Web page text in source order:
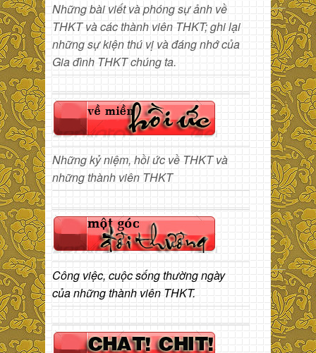
Những bài viết và phóng sự ảnh về
THKT và các thành viên THKT; ghi lại
những sự kiện thú vị và đáng nhớ của
Gia đình THKT chúng ta.
Những kỷ niệm, hồi ức về THKT và
những thành viên THKT
Công việc, cuộc sống thường ngày
của những thành viên THKT.